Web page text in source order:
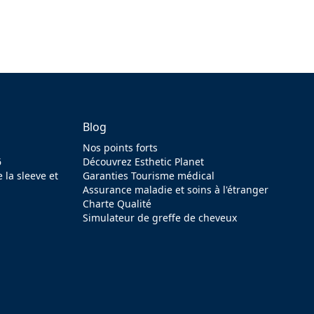
la sleeve et
Blog
Nos points forts
Découvrez Esthetic Planet
Garanties Tourisme médical
Assurance maladie et soins à l'étranger
Charte Qualité
Simulateur de greffe de cheveux